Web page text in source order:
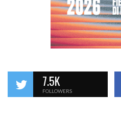
7.5K
FOLLOWERS